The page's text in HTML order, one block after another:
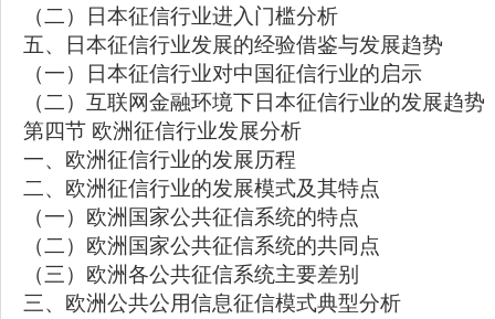
（二）日本征信行业进入门槛分析
五、日本征信行业发展的经验借鉴与发展趋势
（一）日本征信行业对中国征信行业的启示
（二）互联网金融环境下日本征信行业的发展趋势
第四节 欧洲征信行业发展分析
一、欧洲征信行业的发展历程
二、欧洲征信行业的发展模式及其特点
（一）欧洲国家公共征信系统的特点
（二）欧洲国家公共征信系统的共同点
（三）欧洲各公共征信系统主要差别
三、欧洲公共公用信息征信模式典型分析